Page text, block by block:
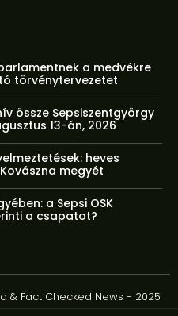
a medvékre
törvénytervezetet
össze Sepsiszentgyörgy
13-án, 2026
heves
megyét
a Sepsi OSK
a csapatot?
& Fact Checked News - 2025